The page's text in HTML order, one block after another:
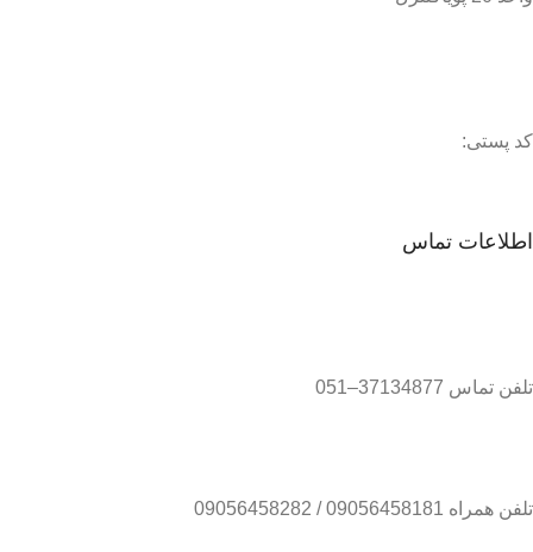
کد پستی:
اطلاعات تماس
تلفن تماس 37134877–051
تلفن همراه 09056458181 / 09056458282